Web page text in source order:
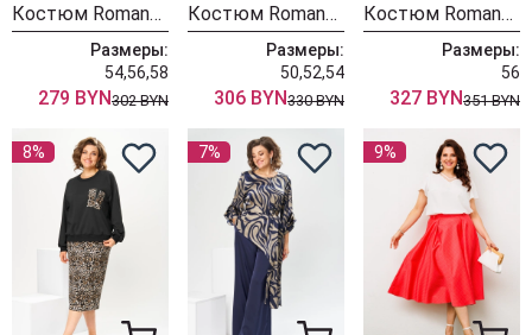
Костюм Romanovich Style 2-1269 горчица/черный
Размеры:
54,56,58
279 BYN302 BYN
Костюм Romanovich Style 3-2734 золото
Размеры:
50,52,54
306 BYN330 BYN
Костюм Romanovich Style 2-2606 серый
Размеры:
56
327 BYN351 BYN
8% 7% 9%